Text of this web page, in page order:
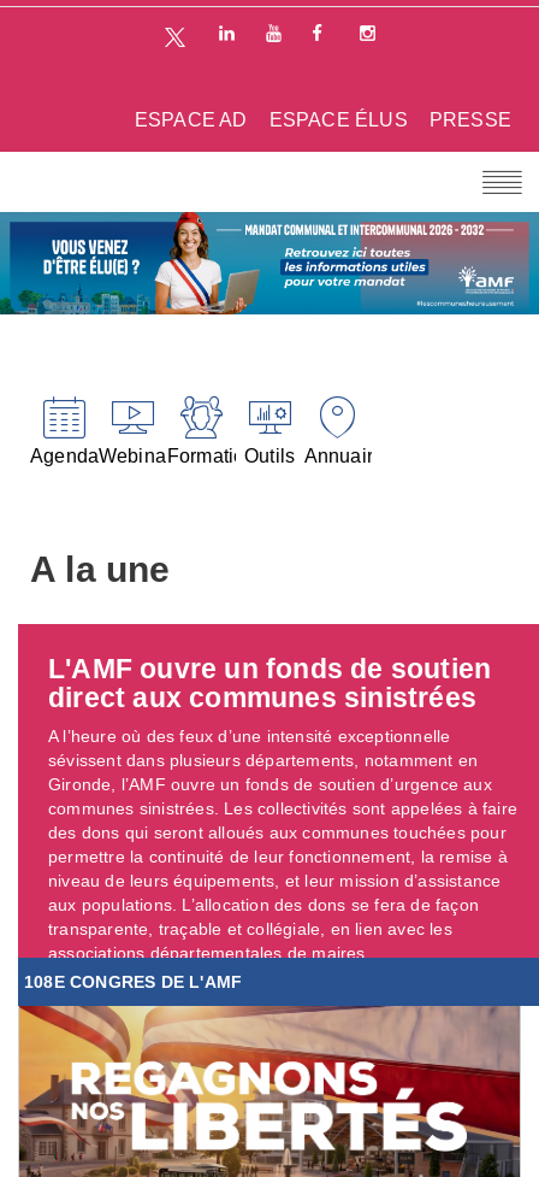
PRESSE
ESPACE ÉLUS
ESPACE AD
AgendaWebinairesFormationsOutils Annuaires
A la une
L'AMF ouvre un fonds de soutien
direct aux communes sinistrées
A l’heure où des feux d’une intensité exceptionnelle
sévissent dans plusieurs départements, notamment en
Gironde, l’AMF ouvre un fonds de soutien d’urgence aux
communes sinistrées. Les collectivités sont appelées à faire
des dons qui seront alloués aux communes touchées pour
permettre la continuité de leur fonctionnement, la remise à
niveau de leurs équipements, et leur mission d’assistance
aux populations. L’allocation des dons se fera de façon
transparente, traçable et collégiale, en lien avec les
associations départementales de maires. ...
108E CONGRES DE L'AMF